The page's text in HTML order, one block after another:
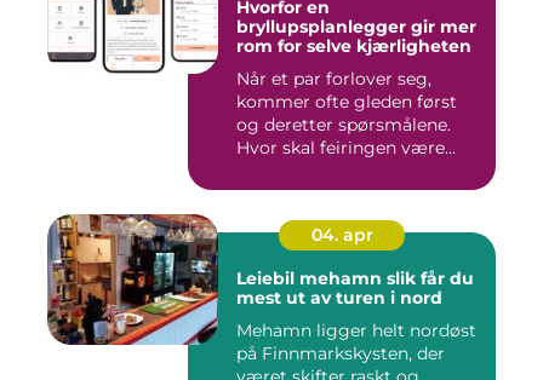
Hvorfor en
bryllupsplanlegger gir mer
rom for selve kjærligheten
Når et par forlover seg,
kommer ofte gleden først
og deretter spørsmålene.
Hvor skal feiringen være...
04. apr
Leiebil mehamn slik får du
mest ut av turen i nord
Mehamn ligger helt nordøst
på Finnmarkskysten, der